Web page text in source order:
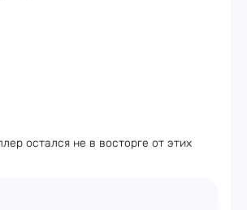
остался не в восторге от этих